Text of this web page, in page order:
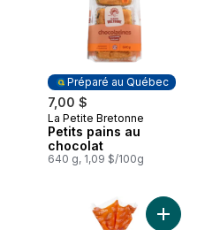
Préparé au Québec
7,00 $
Préparé au Québec
La Petite Bretonne
Petits pains au
chocolat
640 g, 1,09 $/100g
Bagelwich aux graines deAjouter